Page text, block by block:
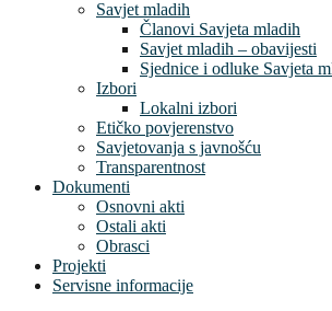
Savjet mladih
Članovi Savjeta mladih
Savjet mladih – obavijesti
Sjednice i odluke Savjeta
Izbori
Lokalni izbori
Etičko povjerenstvo
Savjetovanja s javnošću
Transparentnost
Dokumenti
Osnovni akti
Ostali akti
Obrasci
Projekti
Servisne informacije